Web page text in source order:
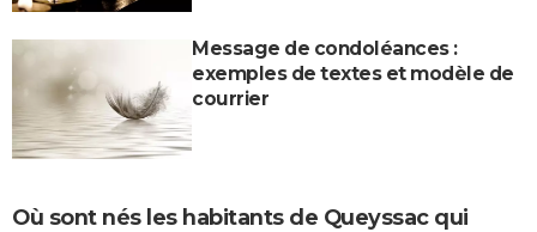
Message de condoléances :
exemples de textes et modèle de
courrier
Où sont nés les habitants de Queyssac qui